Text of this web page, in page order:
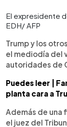
El expresidente
EDH/ AFP
Trump y los
el mediodía del
autoridades de
Puedes leer |
planta cara a
Además de una
el juez del